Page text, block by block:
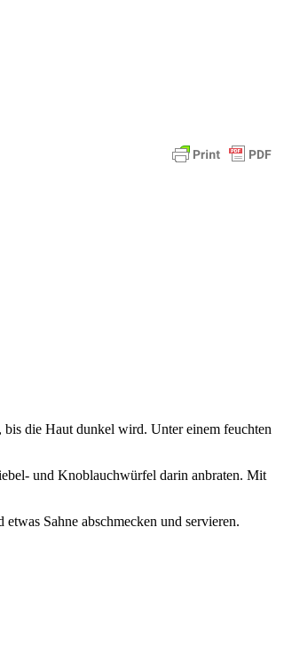
die Haut dunkel wird. Unter einem feuchten
und Knoblauchwürfel darin anbraten. Mit
Sahne abschmecken und servieren.